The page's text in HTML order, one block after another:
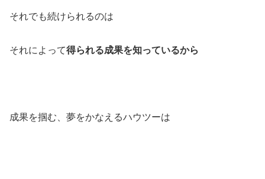
それでも続けられるのは
それによって得られる成果を知っているから
成果を掴む、夢をかなえるハウツーは